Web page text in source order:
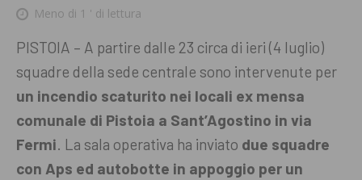
Meno di 1 ' di lettura
PISTOIA – A partire dalle 23 circa di ieri (4 luglio)
squadre della sede centrale sono intervenute per
un incendio scaturito nei locali ex mensa
comunale di Pistoia a Sant’Agostino in via
Fermi. La sala operativa ha inviato due squadre
con Aps ed autobotte in appoggio per un